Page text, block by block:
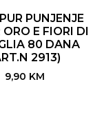
PUNJENJE
ORO E FIORI DI
80 DANA
2913)
9,90 KM